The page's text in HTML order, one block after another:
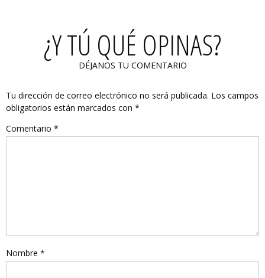
¿Y TÚ QUÉ OPINAS?
DÉJANOS TU COMENTARIO
Tu dirección de correo electrónico no será publicada. Los campos
obligatorios están marcados con *
Comentario *
Nombre *